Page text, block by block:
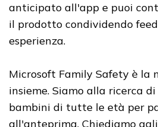
anticipato all'app e puoi
il prodotto condividendo
esperienza.
Microsoft Family Safety è la
insieme. Siamo alla ricerca
bambini di tutte le età per
all'anteprima. Chiediamo